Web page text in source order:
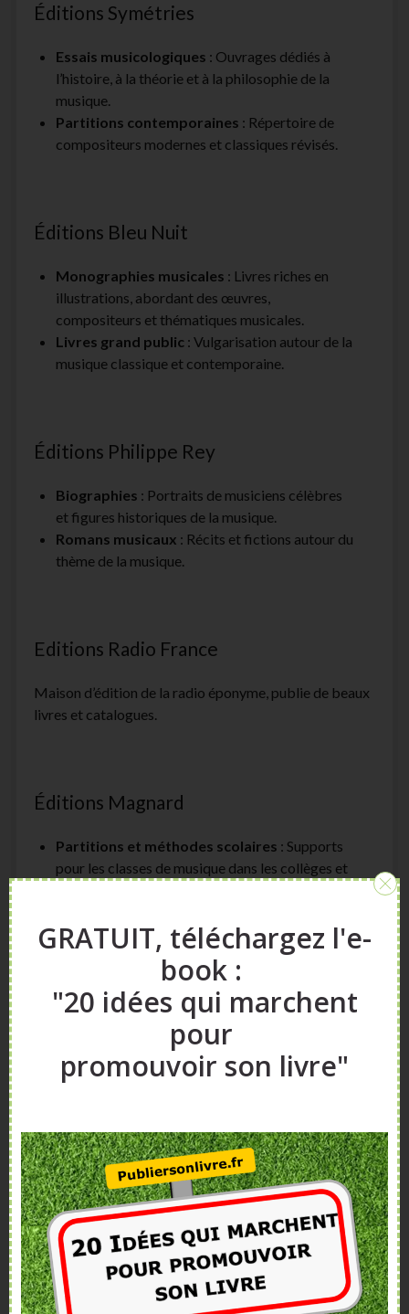
Éditions Symétries
Essais musicologiques : Ouvrages dédiés à
l’histoire, à la théorie et à la philosophie de la
musique.
Partitions contemporaines : Répertoire de
compositeurs modernes et classiques révisés.
Éditions Bleu Nuit
Monographies musicales : Livres riches en
illustrations, abordant des œuvres,
compositeurs et thématiques musicales.
Livres grand public: Vulgarisation autour de la
musique classique et contemporaine.
Éditions Philippe Rey
Biographies : Portraits de musiciens célèbres
et figures historiques de la musique.
Romans musicaux : Récits et fictions autour du
thème de la musique.
Editions Radio France
Maison d’édition de la radio éponyme, publie de beaux
livres et catalogues.
Éditions Magnard
Partitions et méthodes scolaires : Supports
pour les classes de musique dans les collèges et
destinés aux enseignants.
Éditions Van de Velde
Méthodes instrumentales: Guides
d’apprentissage pour divers instruments de
Partitions pédagogiques: Partitions
adaptées aux étudiants et aux enseignants de
musique.
GRATUIT, téléchargez l'e-
book :
"20 idées qui marchent
pour
promouvoir son livre"